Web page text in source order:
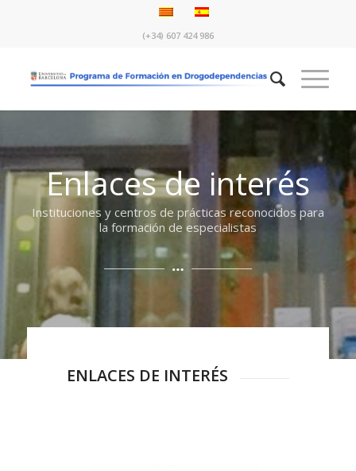
(+34) 607 424 986
Enlaces de interés
Instituciones y centros de prácticas reconocidos para
la formación de especialistas
ENLACES DE INTERÉS